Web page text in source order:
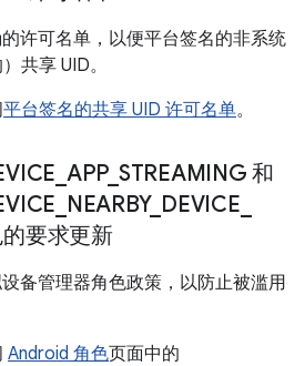
许可名单，以便平台签名的非系统
共享 UID。
平台签名的共享 UID 许可名单。
APP_ STREAMING 和
NEARBY_ DEVICE
要求更新
备管理器角色政策，以防止被滥用
Android 角色页面中的